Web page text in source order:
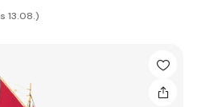
13.08.)